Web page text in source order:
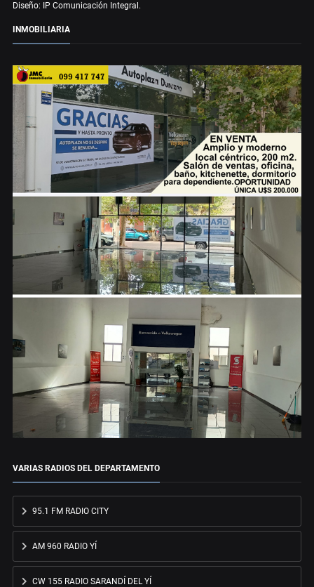
Diseño: IP Comunicación Integral.
INMOBILIARIA
VARIAS RADIOS DEL DEPARTAMENTO
95.1 FM RADIO CITY
AM 960 RADIO YÍ
CW 155 RADIO SARANDÍ DEL YÍ